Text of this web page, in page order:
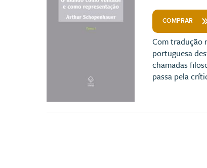
COMPRAR
Com tradução
portuguesa
chamadas
passa pela